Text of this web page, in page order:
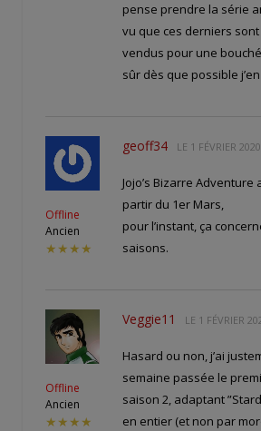
pense prendre la série
vu que ces derniers
vendus pour une
sûr dès que possible
Offline
Ancien
★★★★
geoff34 LE 1 FÉVRIER
Jojo’s Bizarre
partir du 1er Mars,
pour l’instant, ça
saisons.
Offline
Ancien
★★★★
Veggie11 LE 1 FÉVRIER
Hasard ou non, j’ai
semaine passée le
saison 2, adaptant
en entier (et non par